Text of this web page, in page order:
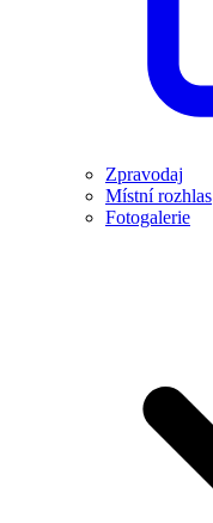
Zpravodaj
Místní rozhlas
Fotogalerie